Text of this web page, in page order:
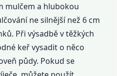
mulčem a hlubokou
ne silnější než 6 cm
Při výsadbě v těžkých
keř vysadit o něco
půdy. Pokud se